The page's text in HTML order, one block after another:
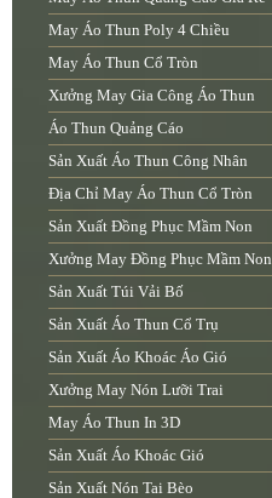
May Áo Thun Poly 4 Chiều
May Áo Thun Cổ Tròn
Xưởng May Gia Công Áo Thun
Áo Thun Quảng Cáo
Sản Xuất Áo Thun Công Nhân
Địa Chỉ May Áo Thun Cổ Tròn
Sản Xuất Đồng Phục Mầm Non
Xưởng May Đồng Phục Mầm Non
Sản Xuất Túi Vải Bố
Sản Xuất Áo Thun Cổ Trụ
Sản Xuất Áo Khoác Áo Gió
Xưởng May Nón Lưỡi Trai
May Áo Thun In 3D
Sản Xuất Áo Khoác Gió
Sản Xuất Nón Tai Bèo